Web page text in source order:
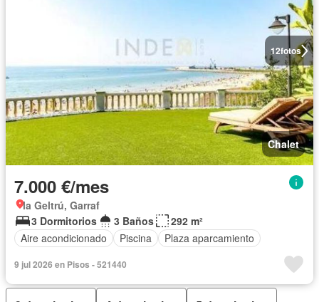
12fotos
Chalet
7.000 €/mes
la Geltrú, Garraf
3 Dormitorios
3 Baños
292 m²
Aire acondicionado
Piscina Plaza aparcamiento
9 jul 2026 en Pisos - 521440